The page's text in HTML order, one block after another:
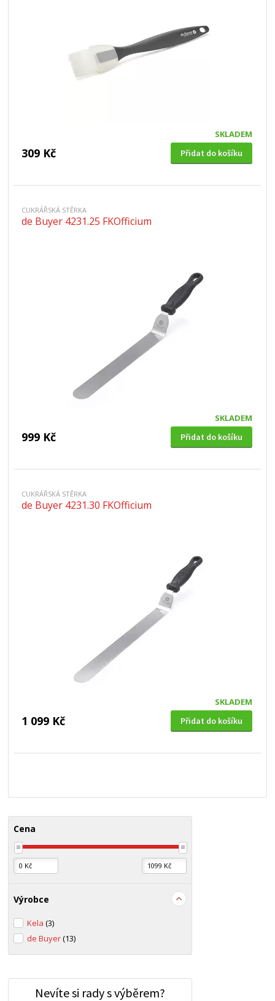
SKLADEM
309 Kč Přidat do košíku
CUKRÁŘSKÁ STĚRKA
de Buyer 4231.25 FKOfficium
SKLADEM
999 Kč Přidat do košíku
CUKRÁŘSKÁ STĚRKA
de Buyer 4231.30 FKOfficium
SKLADEM
1 099 Kč Přidat do košíku
Cena
Výrobce
Kela(3)
de Buyer(13)
Nevíte si rady s výběrem?